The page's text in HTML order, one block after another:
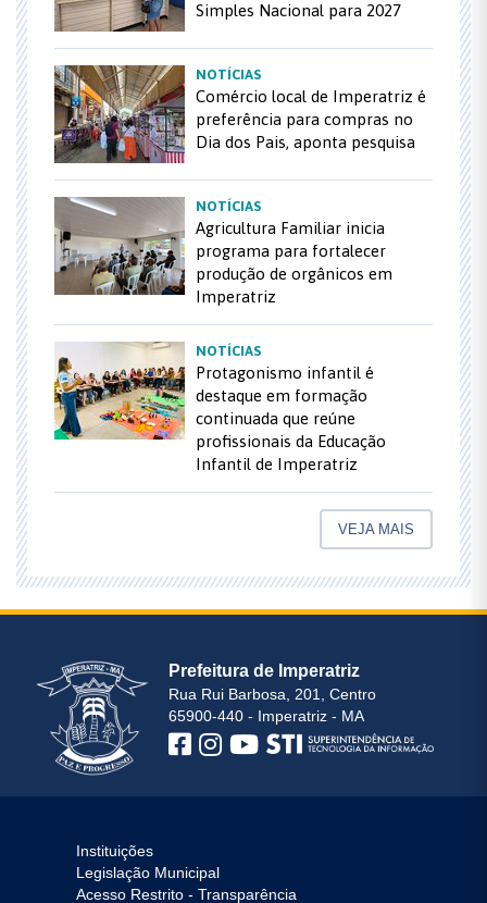
Simples Nacional para 2027
NOTÍCIAS
Comércio local de Imperatriz é
preferência para compras no
Dia dos Pais, aponta pesquisa
NOTÍCIAS
Agricultura Familiar inicia
programa para fortalecer
produção de orgânicos em
Imperatriz
NOTÍCIAS
Protagonismo infantil é
destaque em formação
continuada que reúne
profissionais da Educação
Infantil de Imperatriz
VEJA MAIS
Prefeitura de Imperatriz
Rua Rui Barbosa, 201, Centro
65900-440 - Imperatriz - MA
Instituições
Legislação Municipal
Acesso Restrito - Transparência